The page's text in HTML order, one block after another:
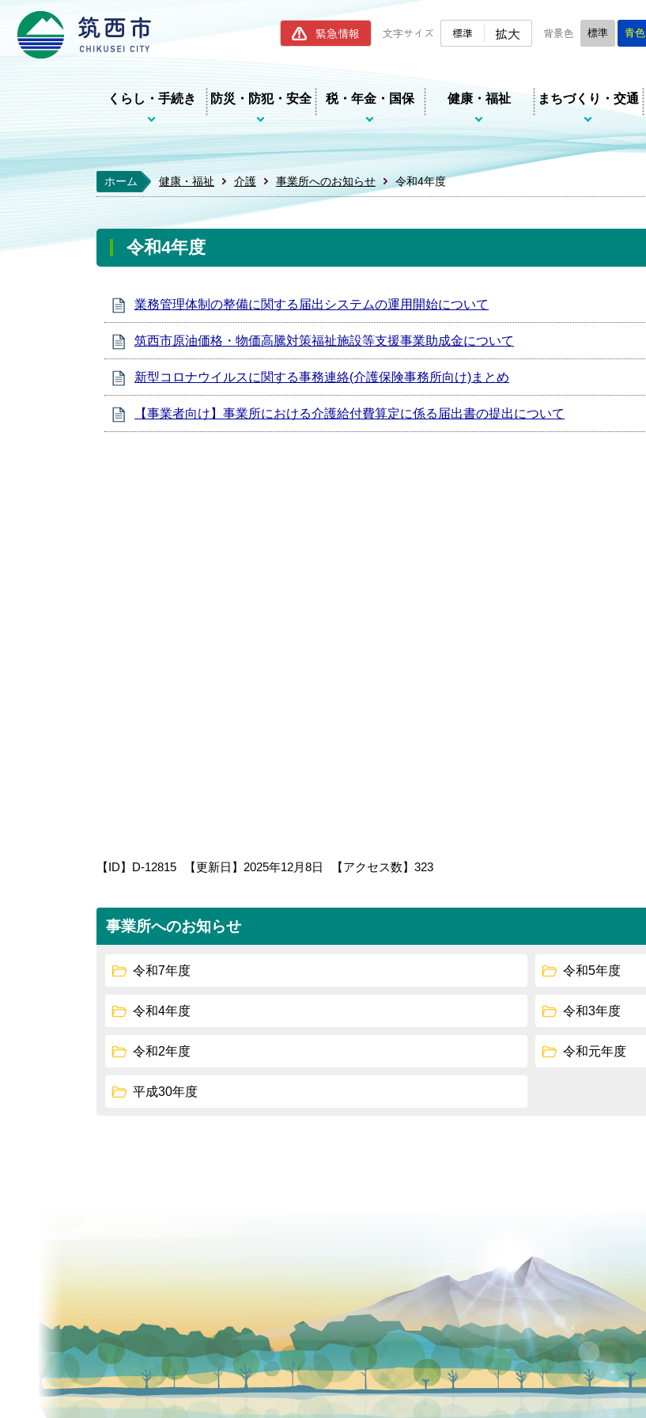
筑西市ホームページ
緊急情報 文字サイズ 標準 拡大 背景色 標準 青色
くらし・手続き 防災・防犯・安全 税・年金・国保 健康・福祉 まちづくり・交通
ホーム 健康・福祉 介護 事業所へのお知らせ 令和4年度
令和4年度
業務管理体制の整備に関する届出システムの運用開始について
筑西市原油価格・物価高騰対策福祉施設等支援事業助成金について
新型コロナウイルスに関する事務連絡(介護保険事務所向け)まとめ
【事業者向け】事業所における介護給付費算定に係る届出書の提出について
【ID】 D-12815 【更新日】 2025年12月8日 【アクセス数】 323
事業所へのお知らせ
令和7年度 令和5年度
令和4年度 令和3年度
令和2年度 令和元年度
平成30年度